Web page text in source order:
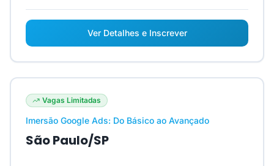
Ver Detalhes e Inscrever
Vagas Limitadas
Imersão Google Ads: Do Básico ao Avançado
São Paulo/SP